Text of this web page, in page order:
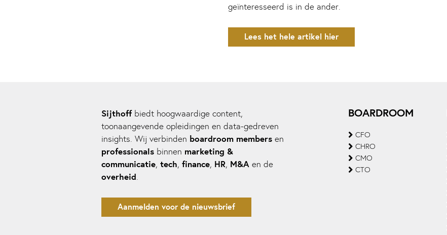
geïnteresseerd is in de ander.
Lees het hele artikel hier
Sijthoffbiedt hoogwaardige content,
toonaangevende opleidingen en data-gedreven
insights. Wij verbinden boardroom membersen
professionalsbinnen marketing &
communicatie, tech, finance, HR, M&Aen de
overheid.
Aanmelden voor de nieuwsbrief
BOARDROOM
CFO
CHRO
CMO
CTO